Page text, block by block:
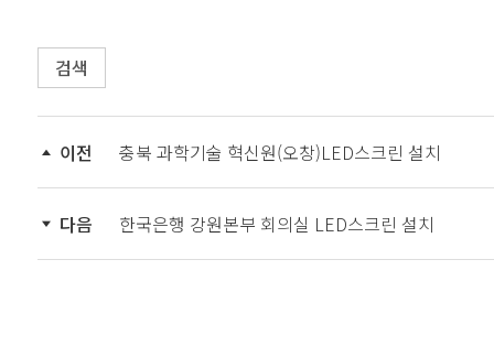
검색
이전 충북 과학기술 혁신원(오창)LED스크린 설치
다음 한국은행 강원본부 회의실 LED스크린 설치